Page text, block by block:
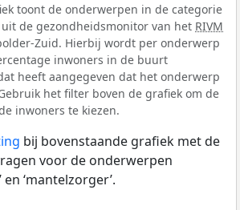
toont de onderwerpen in de categorie
uit de gezondheidsmonitor van het RIVM
Zuid. Hierbij wordt per onderwerp
inwoners in de buurt
heeft aangegeven dat het onderwerp
het filter boven de grafiek om de
inwoners te kiezen.
bij bovenstaande grafiek met de
voor de onderwerpen
‘mantelzorger’.